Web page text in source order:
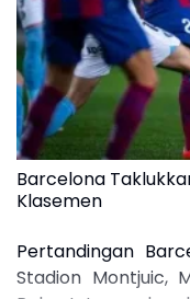
Barcelona
Klasemen
Pertandingan
Stadion Montjuic,